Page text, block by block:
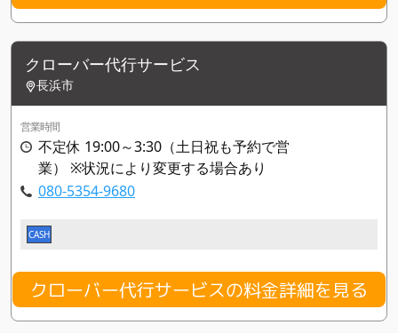
クローバー代行サービス
長浜市
営業時間
不定休 19:00～3:30（土日祝も予約で営
業） ※状況により変更する場合あり
080-5354-9680
CASH
クローバー代行サービスの料金詳細を見る